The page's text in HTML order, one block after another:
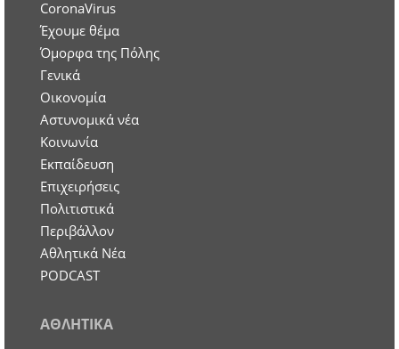
CoronaVirus
Έχουμε θέμα
Όμορφα της Πόλης
Γενικά
Οικονομία
Aστυνομικά νέα
Κοινωνία
Εκπαίδευση
Επιχειρήσεις
Πολιτιστικά
Περιβάλλον
Αθλητικά Νέα
PODCAST
ΑΘΛΗΤΙΚΑ